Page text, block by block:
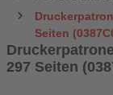
Seiten
297 Seiten